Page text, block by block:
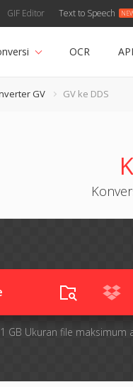
GIF Editor Text to Speech
OCR API
GV GV ke DDS
GB Ukuran file maksimum